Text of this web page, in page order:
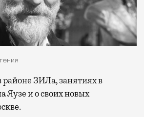
Яузе и о своих новых